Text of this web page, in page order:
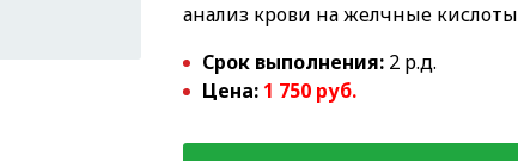
анализ крови на желчные
Срок выполнения: 2 р.д.
Цена: 1 750 руб.